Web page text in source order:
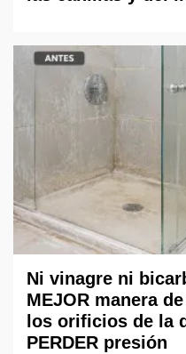
Ni vinagre ni
MEJOR manera
los orificios de la
PERDER presión